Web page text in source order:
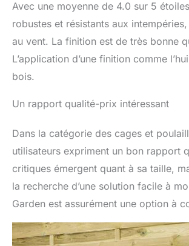
Avec une moyenne de 4.0 sur 5
robustes et résistants aux
au vent. La finition est de très bonne
L’application d’une finition comme
bois.
Un rapport qualité-prix intéressant
Dans la catégorie des cages et
utilisateurs expriment un bon rapport
critiques émergent quant à sa taille,
la recherche d’une solution facile à
Garden est assurément une option à